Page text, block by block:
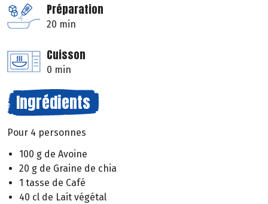
Préparation
20 min
Cuisson
0 min
Ingrédients
Pour 4 personnes
100 g de Avoine
20 g de Graine de chia
1 tasse de Café
40 cl de Lait végétal